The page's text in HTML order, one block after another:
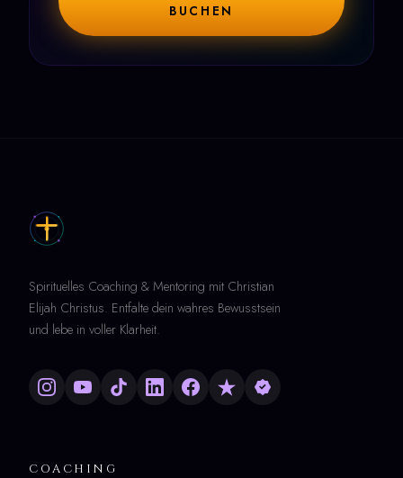
BUCHEN
Spirituelles Coaching & Mentoring mit Christian
Elijah Christus. Entfalte dein wahres Bewusstsein
und lebe in voller Klarheit.
COACHING